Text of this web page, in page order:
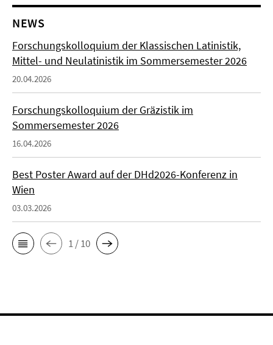
NEWS
Forschungskolloquium der Klassischen Latinistik,
Mittel- und Neulatinistik im Sommersemester 2026
20.04.2026
Forschungskolloquium der Gräzistik im
Sommersemester 2026
16.04.2026
Best Poster Award auf der DHd2026-Konferenz in
Wien
03.03.2026
1 / 10